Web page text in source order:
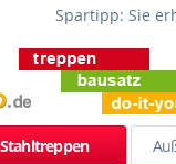
Spartipp: Sie